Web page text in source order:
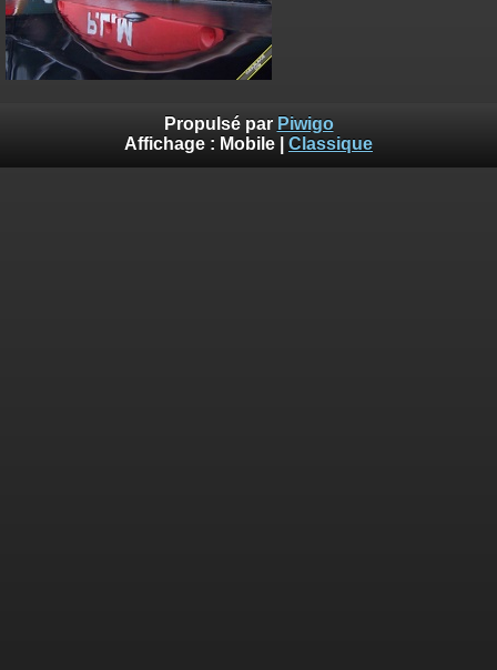
Propulsé par Piwigo
Affichage : Mobile Classique